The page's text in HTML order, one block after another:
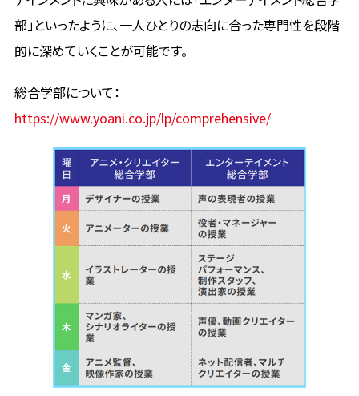
部」といったように、一人ひとりの志向に合った専門性を段階
的に深めていくことが可能です。
総合学部について：
https://www.yoani.co.jp/lp/comprehensive/